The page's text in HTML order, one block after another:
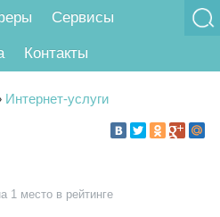
Сервисы
Контакты
Интернет-услуги
1 место в рейтинге